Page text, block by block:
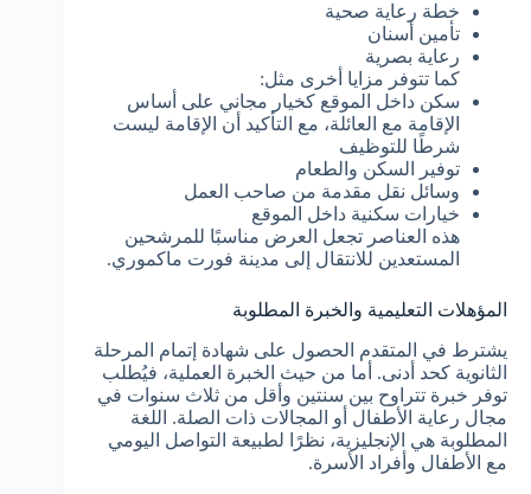
خطة رعاية صحية
تأمين أسنان
رعاية بصرية
كما تتوفر مزايا أخرى مثل:
سكن داخل الموقع كخيار مجاني على أساس
الإقامة مع العائلة، مع التأكيد أن الإقامة ليست
شرطًا للتوظيف
توفير السكن والطعام
وسائل نقل مقدمة من صاحب العمل
خيارات سكنية داخل الموقع
هذه العناصر تجعل العرض مناسبًا للمرشحين
المستعدين للانتقال إلى مدينة فورت ماكموري.
المؤهلات التعليمية والخبرة المطلوبة
يشترط في المتقدم الحصول على شهادة إتمام المرحلة
الثانوية كحد أدنى. أما من حيث الخبرة العملية، فيُطلب
توفر خبرة تتراوح بين سنتين وأقل من ثلاث سنوات في
مجال رعاية الأطفال أو المجالات ذات الصلة. اللغة
المطلوبة هي الإنجليزية، نظرًا لطبيعة التواصل اليومي
مع الأطفال وأفراد الأسرة.